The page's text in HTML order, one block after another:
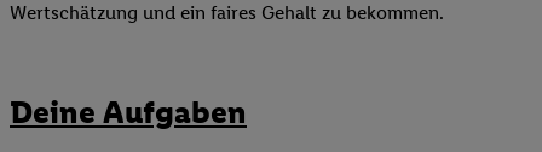
Wertschätzung und ein faires Gehalt zu bekommen.
Deine Aufgaben